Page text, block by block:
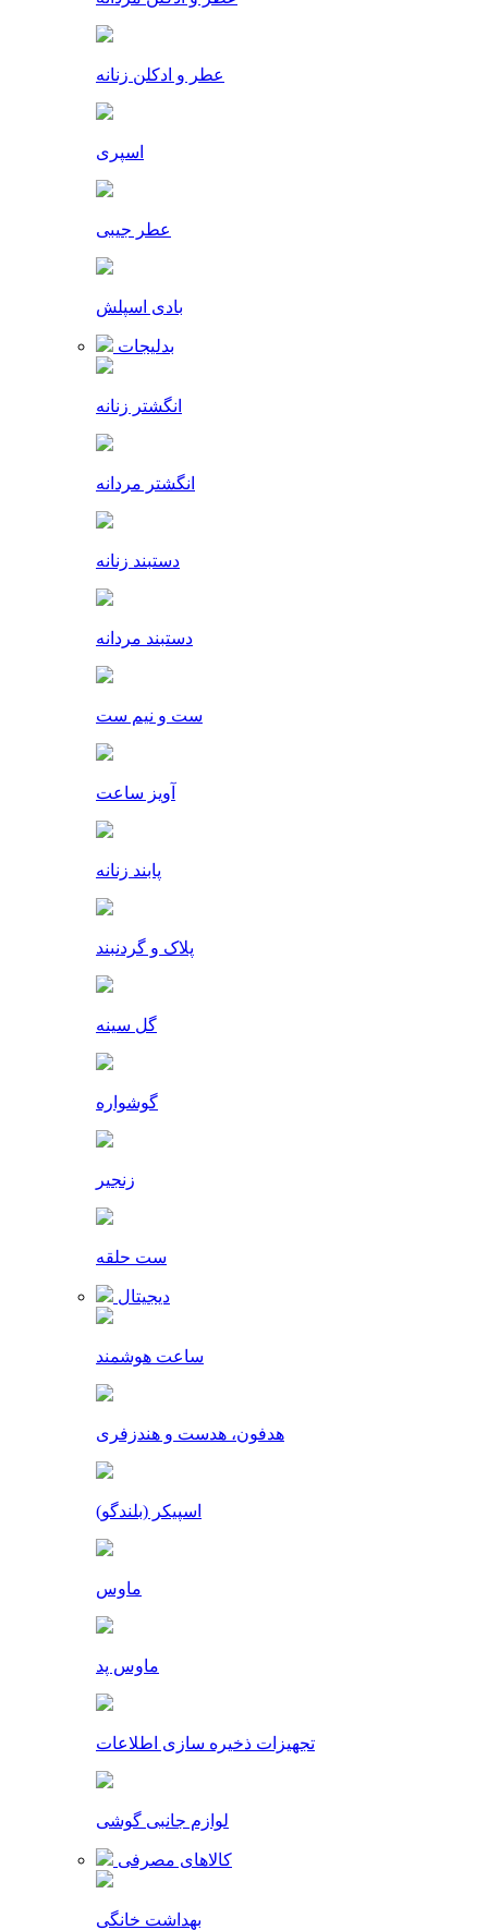
عطر و ادکلن زنانه
اسپری
عطر جیبی
بادی اسپلش
بدلیجات
انگشتر زنانه
انگشتر مردانه
دستبند زنانه
دستبند مردانه
ست و نیم ست
آویز ساعت
پابند زنانه
پلاک و گردنبند
گل سینه
گوشواره
زنجیر
ست حلقه
دیجیتال
ساعت هوشمند
هدفون، هدست و هندزفری
اسپیکر (بلندگو)
ماوس
ماوس پد
تجهیزات ذخیره سازی اطلاعات
لوازم جانبی گوشی
کالاهای مصرفی
بهداشت خانگی